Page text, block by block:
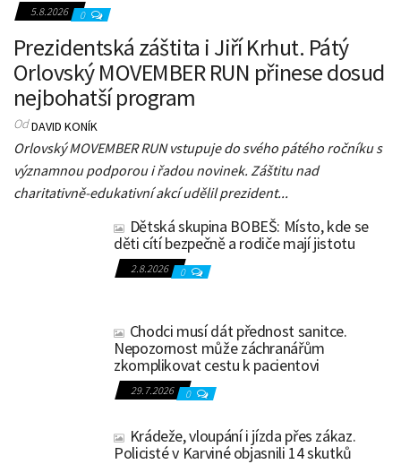
5.8.2026 0
Prezidentská záštita i Jiří Krhut. Pátý
Orlovský MOVEMBER RUN přinese dosud
nejbohatší program
OdDAVID KONÍK
Orlovský MOVEMBER RUN vstupuje do svého pátého ročníku s
významnou podporou i řadou novinek. Záštitu nad
charitativně-edukativní akcí udělil prezident...
Dětská skupina BOBEŠ: Místo, kde se
děti cítí bezpečně a rodiče mají jistotu
2.8.2026 0
Chodci musí dát přednost sanitce.
Nepozornost může záchranářům
zkomplikovat cestu k pacientovi
29.7.2026 0
Krádeže, vloupání i jízda přes zákaz.
Policisté v Karviné objasnili 14 skutků